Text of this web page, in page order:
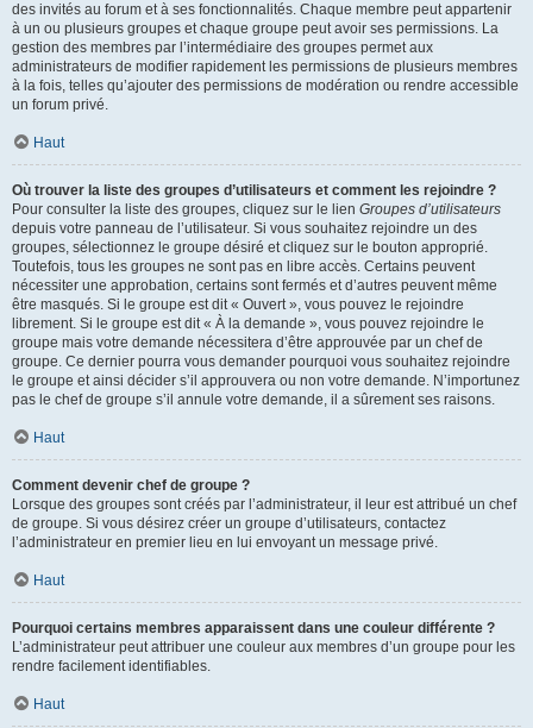
des invités au forum et à ses fonctionnalités. Chaque membre peut appartenir
à un ou plusieurs groupes et chaque groupe peut avoir ses permissions. La
gestion des membres par l’intermédiaire des groupes permet aux
administrateurs de modifier rapidement les permissions de plusieurs membres
à la fois, telles qu’ajouter des permissions de modération ou rendre accessible
un forum privé.
Haut
Où trouver la liste des groupes d’utilisateurs et comment les rejoindre ?
Pour consulter la liste des groupes, cliquez sur le lien Groupes d’utilisateurs
depuis votre panneau de l’utilisateur. Si vous souhaitez rejoindre un des
groupes, sélectionnez le groupe désiré et cliquez sur le bouton approprié.
Toutefois, tous les groupes ne sont pas en libre accès. Certains peuvent
nécessiter une approbation, certains sont fermés et d’autres peuvent même
être masqués. Si le groupe est dit « Ouvert », vous pouvez le rejoindre
librement. Si le groupe est dit « À la demande », vous pouvez rejoindre le
groupe mais votre demande nécessitera d’être approuvée par un chef de
groupe. Ce dernier pourra vous demander pourquoi vous souhaitez rejoindre
le groupe et ainsi décider s’il approuvera ou non votre demande. N’importunez
pas le chef de groupe s’il annule votre demande, il a sûrement ses raisons.
Haut
Comment devenir chef de groupe ?
Lorsque des groupes sont créés par l’administrateur, il leur est attribué un chef
de groupe. Si vous désirez créer un groupe d’utilisateurs, contactez
l’administrateur en premier lieu en lui envoyant un message privé.
Haut
Pourquoi certains membres apparaissent dans une couleur différente ?
L’administrateur peut attribuer une couleur aux membres d’un groupe pour les
rendre facilement identifiables.
Haut